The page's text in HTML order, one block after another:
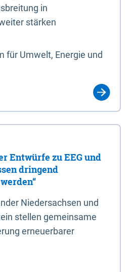
in
stärken
für Umwelt, Energie und
Entwürfe zu EEG und
dringend
Niedersachsen und
stellen gemeinsame
erneuerbarer